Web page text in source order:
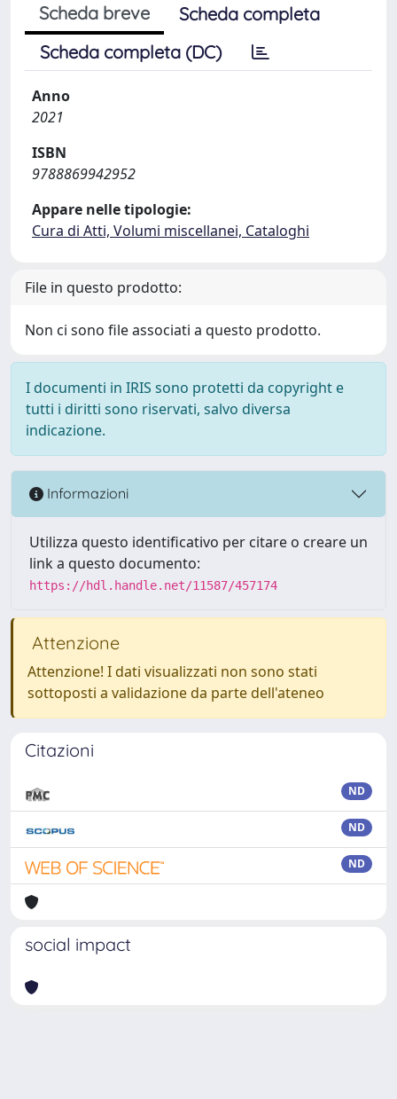
Scheda breve
Scheda completa
Scheda completa (DC)
Anno
2021
ISBN
9788869942952
Appare nelle tipologie:
Cura di Atti, Volumi miscellanei, Cataloghi
File in questo prodotto:
Non ci sono file associati a questo prodotto.
I documenti in IRIS sono protetti da copyright e
tutti i diritti sono riservati, salvo diversa
indicazione.
Informazioni
Utilizza questo identificativo per citare o creare un
link a questo documento:
https://hdl.handle.net/11587/457174
Attenzione
Attenzione! I dati visualizzati non sono stati
sottoposti a validazione da parte dell'ateneo
Citazioni
ND
ND
ND
social impact